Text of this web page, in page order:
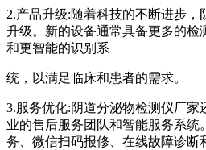
2.产品升级:随着科技的不断进步
升级。新的设备通常具备更多的检
和更智能的识别系
统，以满足临床和患者的需求。
3.服务优化:阴道分泌物检测仪厂家
业的售后服务团队和智能服务系统
务、微信扫码报修、在线故障诊断